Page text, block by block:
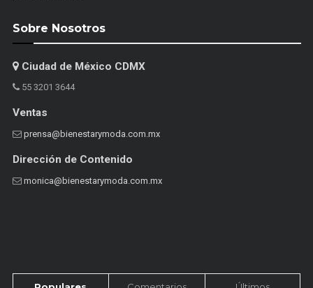
Sobre Nosotros
Ciudad de México CDMX
55 3201 3644
Ventas
prensa@bienestarymoda.com.mx
Dirección de Contenido
monica@bienestarymoda.com.mx